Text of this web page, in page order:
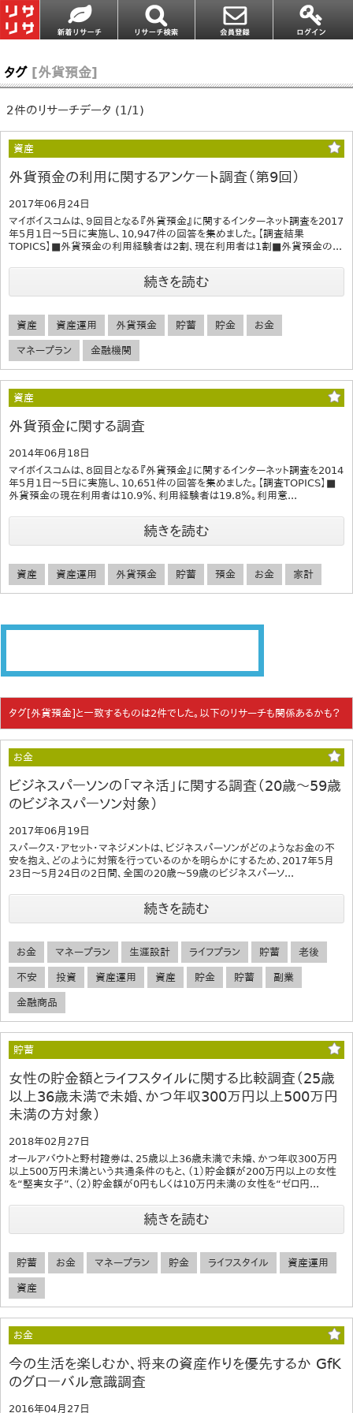
タグ [外貨預金]
2件のリサーチデータ (1/1)
資産
外貨預金の利用に関するアンケート調査（第9回）
2017年06月24日
マイボイスコムは、９回目となる『外貨預金』に関するインターネット調査を2017
年5月1日～5日に実施し、10,947件の回答を集めました。【調査結果
TOPICS】■外貨預金の利用経験者は2割、現在利用者は1割■外貨預金の...
続きを読む
資産 資産運用 外貨預金 貯蓄 貯金 お金
マネープラン 金融機関
資産
外貨預金に関する調査
2014年06月18日
マイボイスコムは、８回目となる『外貨預金』に関するインターネット調査を2014
年5月1日～5日に実施し、10,651件の回答を集めました。【調査TOPICS】■
外貨預金の現在利用者は10.9％、利用経験者は19.8％。利用意...
続きを読む
資産 資産運用 外貨預金 貯蓄 預金 お金 家計
タグ[外貨預金]と一致するものは2件でした。以下のリサーチも関係あるかも？
お金
ビジネスパーソンの「マネ活」に関する調査（20歳～59歳
のビジネスパーソン対象）
2017年06月19日
スパークス・アセット・マネジメントは、ビジネスパーソンがどのようなお金の不
安を抱え、どのように対策を行っているのかを明らかにするため、2017年5月
23日～5月24日の2日間、全国の20歳～59歳のビジネスパーソ...
続きを読む
お金 マネープラン 生涯設計 ライフプラン 貯蓄 老後
不安 投資 資産運用 資産 貯金 貯蓄 副業
金融商品
貯蓄
女性の貯金額とライフスタイルに関する比較調査（25歳
以上36歳未満で未婚、かつ年収300万円以上500万円
未満の方対象）
2018年02月27日
オールアバウトと野村證券は、25歳以上36歳未満で未婚、かつ年収300万円
以上500万円未満という共通条件のもと、（1）貯金額が200万円以上の女性
を“堅実女子”、（2）貯金額が0円もしくは10万円未満の女性を“ゼロ円...
続きを読む
貯蓄 お金 マネープラン 貯金 ライフスタイル 資産運用
資産
お金
今の生活を楽しむか、将来の資産作りを優先するか GfK
のグローバル意識調査
2016年04月27日